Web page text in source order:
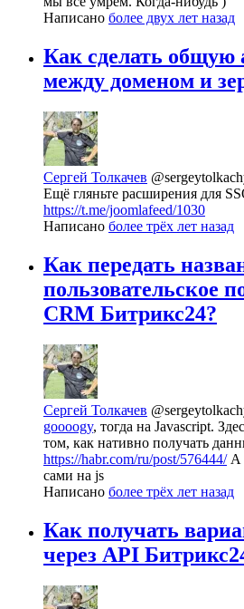
Написано более двух лет назад
Как сделать общую
между доменом и
Сергей Толкачев
Ещё гляньте расширения для
https://t.me/joomlafeed/1030
Написано более трёх лет назад
Как передать
пользовательское
CRM Битрикс24?
Сергей Толкачев
goooogy, тогда на Javascript.
том, как нативно получать
https://habr.com/ru/post/576444/А
сами на js
Написано более трёх лет назад
Как получать
через API